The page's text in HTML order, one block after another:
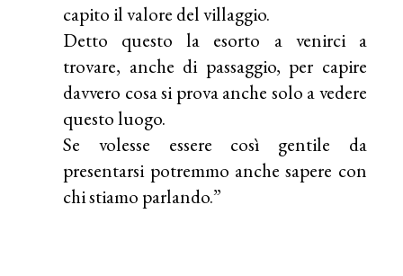
capito il valore del villaggio.
Detto questo la esorto a venirci a
trovare, anche di passaggio, per capire
davvero cosa si prova anche solo a vedere
questo luogo.
Se volesse essere così gentile da
presentarsi potremmo anche sapere con
chi stiamo parlando.”